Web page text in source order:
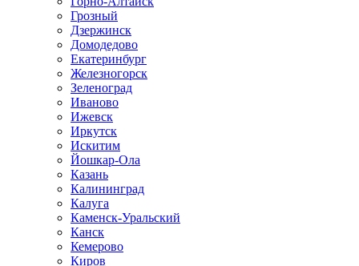
Грозный
Дзержинск
Домодедово
Екатеринбург
Железногорск
Зеленоград
Иваново
Ижевск
Иркутск
Искитим
Йошкар-Ола
Казань
Калининград
Калуга
Каменск-Уральский
Канск
Кемерово
Киров